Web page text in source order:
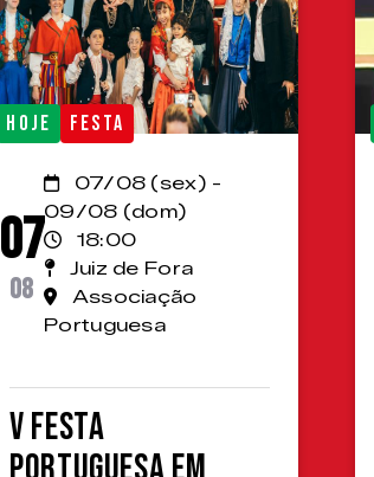
HOJE FESTA
07
08
07/08 (sex) -
09/08 (dom)
18:00
Juiz de Fora
Associação
Portuguesa
V Festa